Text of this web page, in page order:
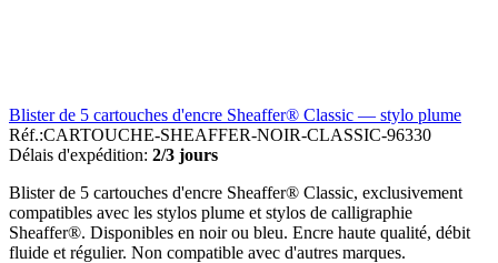
Blister de 5 cartouches d'encre Sheaffer® Classic — stylo plume
Réf.:CARTOUCHE-SHEAFFER-NOIR-CLASSIC-96330
Délais d'expédition: 2/3 jours
Blister de 5 cartouches d'encre Sheaffer® Classic, exclusivement
compatibles avec les stylos plume et stylos de calligraphie
Sheaffer®. Disponibles en noir ou bleu. Encre haute qualité, débit
fluide et régulier. Non compatible avec d'autres marques.